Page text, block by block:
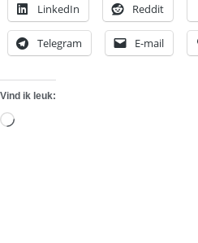
LinkedIn Reddit
Telegram E-mail
Vind ik leuk:
Aan